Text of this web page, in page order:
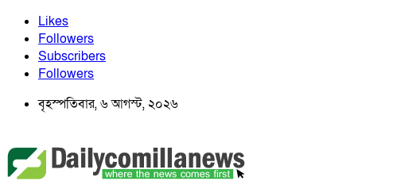
Likes
Followers
Subscribers
Followers
বৃহস্পতিবার, ৬ আগস্ট, ২০২৬